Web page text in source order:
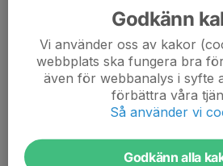
Godkänn
Vi använder oss av kakor
webbplats ska fungera bra
även för webbanalys i syfte
förbättra våra
Så använder vi
Godkänn alla